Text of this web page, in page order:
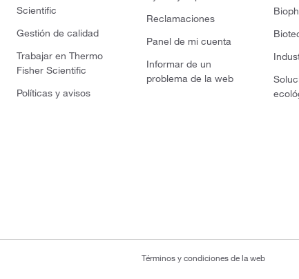
Scientific
Gestión de calidad
Trabajar en Thermo
Fisher Scientific
Políticas y avisos
Reclamaciones
Panel de mi cuenta
Informar de un
problema de la web
Términos y condiciones de la web